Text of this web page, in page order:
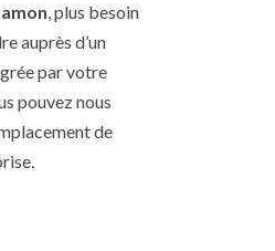
, plus besoin
auprès d’un
par votre
pouvez nous
de